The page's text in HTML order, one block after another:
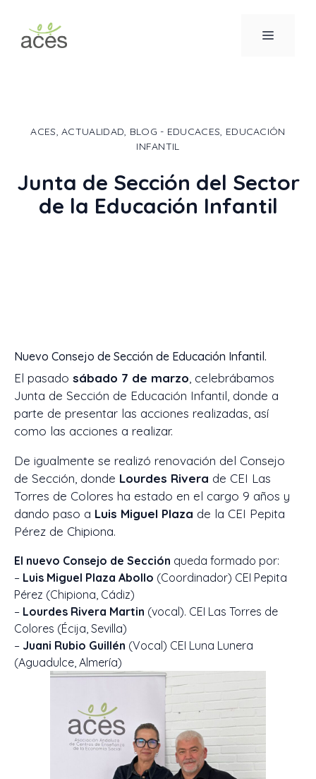
contenido
MENÚ
ACES,ACTUALIDAD, BLOG - EDUCACES, EDUCACIÓN
INFANTIL
Junta de Sección del Sector
de la Educación Infantil
Nuevo Consejo de Sección de Educación Infantil.
El pasado sábado 7 de marzo , celebrábamos
Junta de Sección de Educación Infantil, donde a
parte de presentar las acciones realizadas, así
como las acciones a realizar.
De igualmente se realizó renovación del Consejo
de Sección, donde Lourdes Rivera de CEI Las
Torres de Colores ha estado en el cargo 9 años y
dando paso a Luis Miguel Plaza de la CEI Pepita
Pérez de Chipiona.
El nuevo Consejo de Sección queda formado por:
– Luis Miguel Plaza Abollo (Coordinador) CEI Pepita
Pérez (Chipiona, Cádiz)
– Lourdes Rivera Martin (vocal). CEI Las Torres de
Colores (Écija, Sevilla)
– Juani Rubio Guillén (Vocal) CEI Luna Lunera
(Aguadulce, Almería)